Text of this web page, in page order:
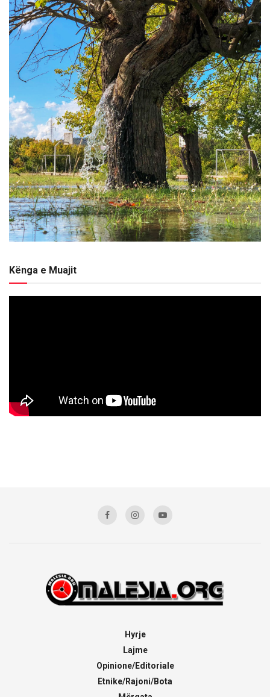
Kënga e Muajit
Hyrje
Lajme
Opinione/Editoriale
Etnike/Rajoni/Bota